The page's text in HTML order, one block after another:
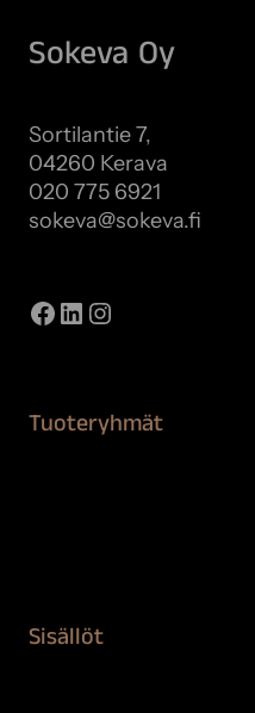
Sokeva Oy
Sortilantie 7,
04260 Kerava
020 775 6921
sokeva@sokeva.fi
Facebook
LinkedIn
Instagram
Tuoteryhmät
Sisällöt